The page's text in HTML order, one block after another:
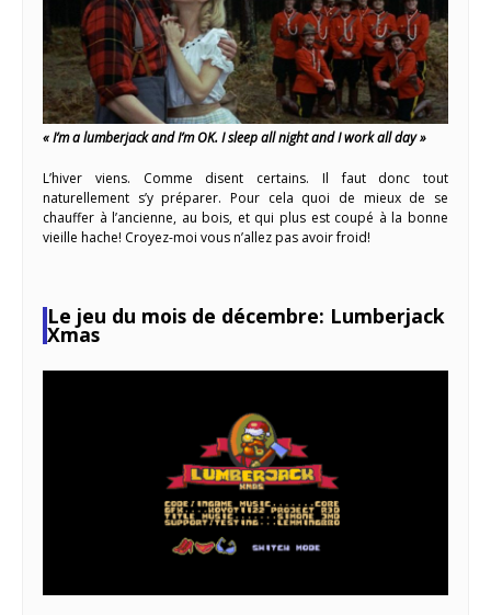
« I’m a lumberjack and I’m OK. I sleep all night and I work all day »
L’hiver viens. Comme disent certains. Il faut donc tout
naturellement s’y préparer. Pour cela quoi de mieux de se
chauffer à l’ancienne, au bois, et qui plus est coupé à la bonne
vieille hache! Croyez-moi vous n’allez pas avoir froid!
Le jeu du mois de décembre: Lumberjack
Xmas